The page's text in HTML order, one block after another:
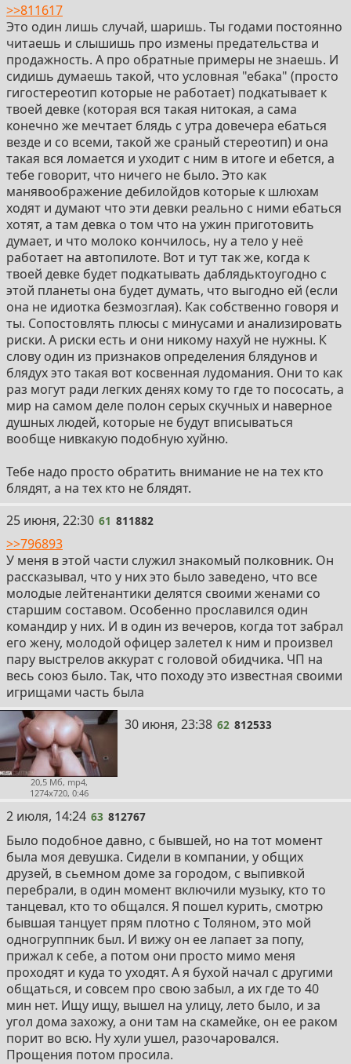
>>811617
Это один лишь случай, шаришь. Ты годами постоянно
читаешь и слышишь про измены предательства и
продажность. А про обратные примеры не знаешь. И
сидишь думаешь такой, что условная "ебака" (просто
гигостереотип которые не работает) подкатывает к
твоей девке (которая вся такая нитокая, а сама
конечно же мечтает блядь с утра довечера ебаться
везде и со всеми, такой же сраный стереотип) и она
такая вся ломается и уходит с ним в итоге и ебется, а
тебе говорит, что ничего не было. Это как
манявоображение дебилойдов которые к шлюхам
ходят и думают что эти девки реально с ними ебаться
хотят, а там девка о том что на ужин приготовить
думает, и что молоко кончилось, ну а тело у неё
работает на автопилоте. Вот и тут так же, когда к
твоей девке будет подкатывать даблядьктоугодно с
этой планеты она будет думать, что выгодно ей (если
она не идиотка безмозглая). Как собственно говоря и
ты. Сопостовлять плюсы с минусами и анализировать
риски. А риски есть и они никому нахуй не нужны. К
слову один из признаков определения блядунов и
блядух это такая вот косвенная лудомания. Они то как
раз могут ради легких денях кому то где то пососать, а
мир на самом деле полон серых скучных и наверное
душных людей, которые не будут вписываться
вообще нивкакую подобную хуйню.
Тебе надо просто обратить внимание не на тех кто
блядят, а на тех кто не блядят.
61
25 июня, 22:30 61 811882
>>796893
У меня в этой части служил знакомый полковник. Он
рассказывал, что у них это было заведено, что все
молодые лейтенантики делятся своими женами со
старшим составом. Особенно прославился один
командир у них. И в один из вечеров, когда тот забрал
его жену, молодой офицер залетел к ним и произвел
пару выстрелов аккурат с головой обидчика. ЧП на
весь союз было. Так, что походу это известная своими
игрищами часть была
20,5 Мб, mp4,
1274x720, 0:46
62
30 июня, 23:38 62 812533
63
2 июля, 14:24 63 812767
Было подобное давно, с бывшей, но на тот момент
была моя девушка. Сидели в компании, у общих
друзей, в сьемном доме за городом, с выпивкой
перебрали, в один момент включили музыку, кто то
танцевал, кто то общался. Я пошел курить, смотрю
бывшая танцует прям плотно с Толяном, это мой
одногруппник был. И вижу он ее лапает за попу,
прижал к себе, а потом они просто мимо меня
проходят и куда то уходят. А я бухой начал с другими
общаться, и совсем про свою забыл, а их где то 40
мин нет. Ищу ищу, вышел на улицу, лето было, и за
угол дома захожу, а они там на скамейке, он ее раком
порит во всю. Ну хули ушел, разочаровался.
Прощения потом просила.